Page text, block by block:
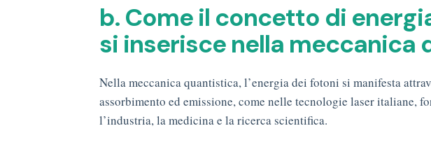
b. Come il concetto di
si inserisce nella meccanica
Nella meccanica quantistica, l’energia dei fotoni si manifesta
assorbimento ed emissione, come nelle tecnologie laser italiane,
l’industria, la medicina e la ricerca scientifica.